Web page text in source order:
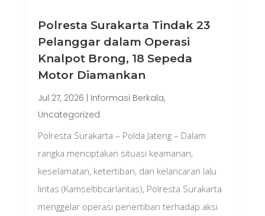
Polresta Surakarta Tindak 23
Pelanggar dalam Operasi
Knalpot Brong, 18 Sepeda
Motor Diamankan
Jul 27, 2026 | Informasi Berkala,
Uncategorized
Polresta Surakarta – Polda Jateng – Dalam
rangka menciptakan situasi keamanan,
keselamatan, ketertiban, dan kelancaran lalu
lintas (Kamseltibcarlantas), Polresta Surakarta
menggelar operasi penertiban terhadap aksi